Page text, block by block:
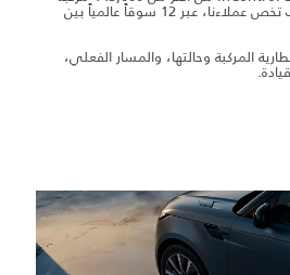
رينج روڤر ورينج روڤر سبورت تخص عملاءنا، عبر 12 سوقاً عالمياً بين
المركبة وحالتها، والمسار الفعلي،